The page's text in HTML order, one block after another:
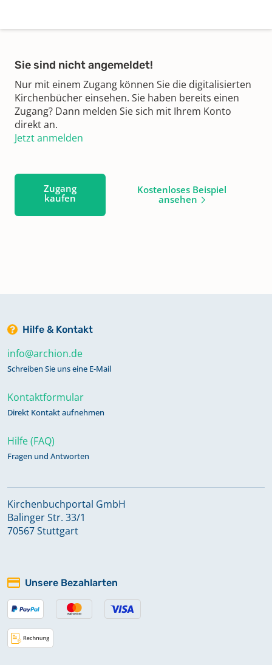
Sie sind nicht angemeldet!
Nur mit einem Zugang können Sie die digitalisierten
Kirchenbücher einsehen. Sie haben bereits einen
Zugang? Dann melden Sie sich mit Ihrem Konto
direkt an.
Jetzt anmelden
Zugang
kaufen
Kostenloses Beispiel
ansehen
Hilfe & Kontakt
info@archion.de
Schreiben Sie uns eine E-Mail
Kontaktformular
Direkt Kontakt aufnehmen
Hilfe (FAQ)
Fragen und Antworten
Kirchenbuchportal GmbH
Balinger Str. 33/1
70567 Stuttgart
Unsere Bezahlarten